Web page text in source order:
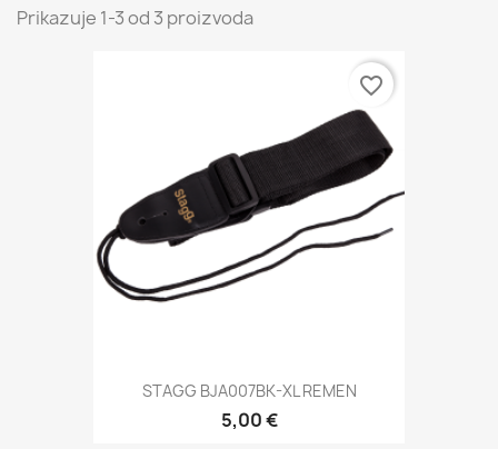
Prikazuje 1-3 od 3 proizvoda
STAGG BJA007BK-XL REMEN
5,00 €
favorite_border